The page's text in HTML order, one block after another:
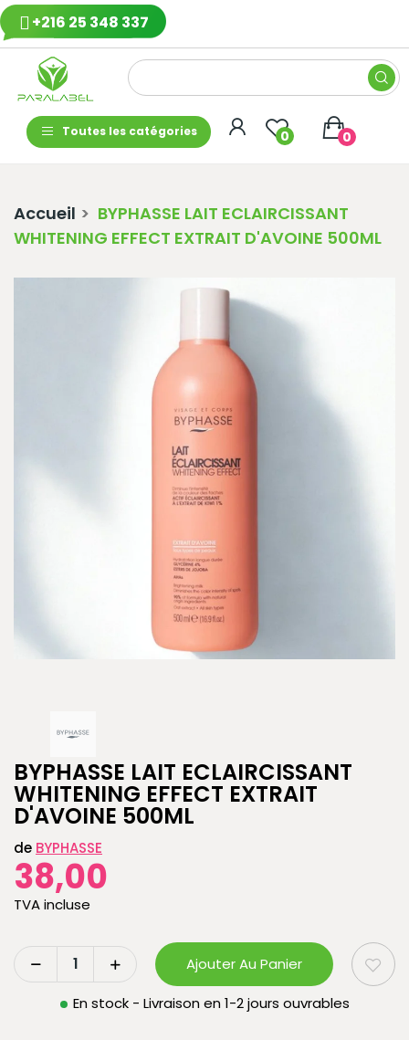
+216 25 348 337
Toutes les catégories 0 0
Accueil
BYPHASSE LAIT ECLAIRCISSANT
WHITENING EFFECT EXTRAIT D'AVOINE 500ML
BYPHASSE LAIT ECLAIRCISSANT
WHITENING EFFECT EXTRAIT
D'AVOINE 500ML
de BYPHASSE
38,00
TVA incluse
Ajouter Au Panier
En stock - Livraison en 1-2 jours ouvrables